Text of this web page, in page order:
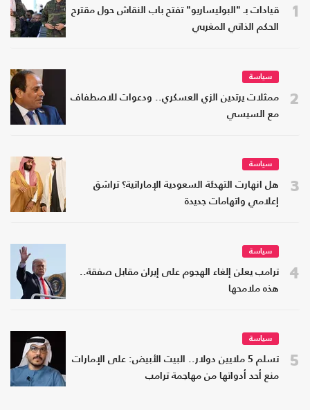
1
قيادات بـ "البوليساريو" تفتح باب النقاش حول مقترح
الحكم الذاتي المغربي
2
سياسة
ممثلات يرتدين الزي العسكري.. ودعوات للاصطفاف
مع السيسي
3
سياسة
هل انهارت التهدئة السعودية الإماراتية؟ تراشق
إعلامي واتهامات جديدة
4
سياسة
ترامب يعلن إلغاء الهجوم على إيران مقابل صفقة..
هذه ملامحها
5
سياسة
تسلم 5 ملايين دولار.. البيت الأبيض: على الإمارات
منع أحد أدواتها من مهاجمة ترامب